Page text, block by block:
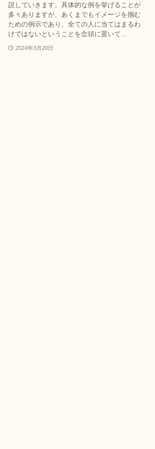
説していきます。具体的な例を挙げることが
多々ありますが、あくまでもイメージを掴む
ための例示であり、全ての人に当てはまるわ
けではないということを念頭に置いて...
2024年3月20日